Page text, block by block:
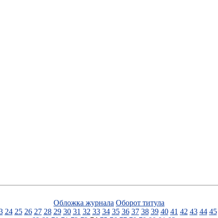
Обложка журнала Оборот титула
24 25 26 27 28 29 30 31 32 33 34 35 36 37 38 39 40 41 42 43 44 45